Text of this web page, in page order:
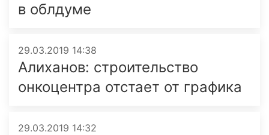
в облдуме
29.03.2019 14:38
Алиханов: строительство
онкоцентра отстает от графика
29.03.2019 14:32